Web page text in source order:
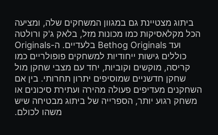
ביתוג מצטיינת גם במגוון המשחקים שלה, ומציעה
הכל מקלאסיקות כמו מכונות מזל, בלאק ג'ק ורולטה
ועד Bethog Originals בלעדיים. ה-Originals
כוללים גישות ייחודיות למשחקים פופולריים כמו
קריסה, מוקשים וקוביות, יחד עם מצבי שחקן מול
שחקן חדשניים שמוסיפים יתרון תחרותי. בין אם
השחקנים מעדיפים פעולה מהירה ועתירת סיכונים או
משחק רגוע יותר, הספרייה של ביתוג מבטיחה שיש
משהו לכולם.